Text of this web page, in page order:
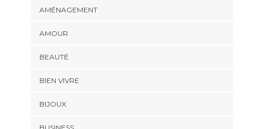
AMÉNAGEMENT
AMOUR
BEAUTÉ
BIEN VIVRE
BIJOUX